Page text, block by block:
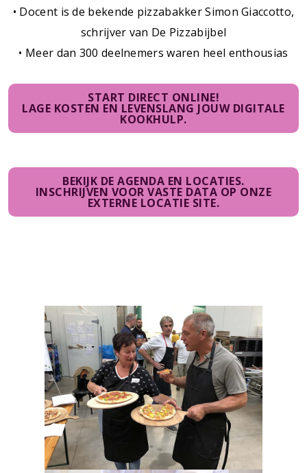
• Docent is de bekende pizzabakker Simon Giaccotto,
schrijver van De Pizzabijbel
• Meer dan 300 deelnemers waren heel enthousias
START DIRECT ONLINE!
LAGE KOSTEN EN LEVENSLANG JOUW DIGITALE
KOOKHULP.
BEKIJK DE AGENDA EN LOCATIES.
INSCHRIJVEN VOOR VASTE DATA OP ONZE
EXTERNE LOCATIE SITE.